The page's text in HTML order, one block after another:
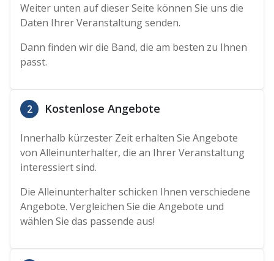
Weiter unten auf dieser Seite können Sie uns die
Daten Ihrer Veranstaltung senden.
Dann finden wir die Band, die am besten zu Ihnen
passt.
2 Kostenlose Angebote
Innerhalb kürzester Zeit erhalten Sie Angebote
von Alleinunterhalter, die an Ihrer Veranstaltung
interessiert sind.
Die Alleinunterhalter schicken Ihnen verschiedene
Angebote. Vergleichen Sie die Angebote und
wählen Sie das passende aus!